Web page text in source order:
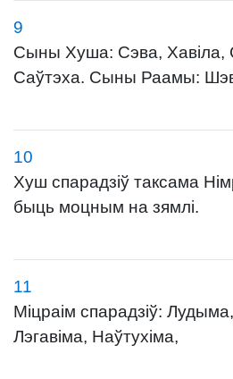
9
Сыны Хуша: Сэва, Хавіла,
Саўтэха. Сыны Раамы:
10
Хуш спарадзіў таксама
быць моцным на зямлі.
11
Міцраім спарадзіў:
Лэгавіма, Наўтухіма,